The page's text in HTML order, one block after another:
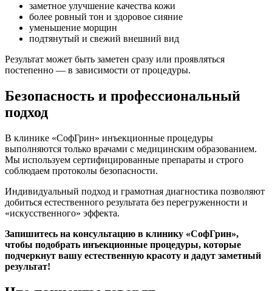
заметное улучшение качества кожи
более ровный тон и здоровое сияние
уменьшение морщин
подтянутый и свежий внешний вид
Результат может быть заметен сразу или проявляться
постепенно — в зависимости от процедуры.
Безопасность и профессиональный
подход
В клинике «СофГрин» инъекционные процедуры
выполняются только врачами с медицинским образованием.
Мы используем сертифицированные препараты и строго
соблюдаем протоколы безопасности.
Индивидуальный подход и грамотная диагностика позволяют
добиться естественного результата без перегруженности и
«искусственного» эффекта.
Запишитесь на консультацию в клинику «СофГрин»,
чтобы подобрать инъекционные процедуры, которые
подчеркнут вашу естественную красоту и дадут заметный
результат!